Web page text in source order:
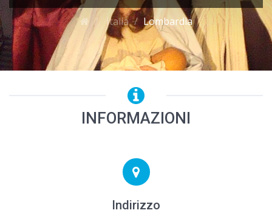
Italia Lombardia
INFORMAZIONI
Indirizzo